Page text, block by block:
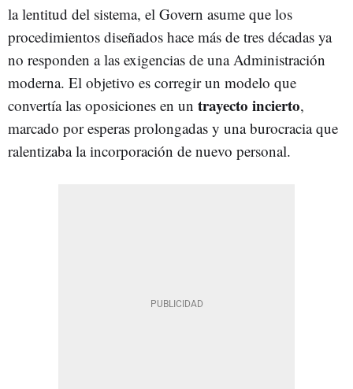
la lentitud del sistema, el Govern asume que los
procedimientos diseñados hace más de tres décadas ya
no responden a las exigencias de una Administración
moderna. El objetivo es corregir un modelo que
convertía las oposiciones en un trayecto incierto,
marcado por esperas prolongadas y una burocracia que
ralentizaba la incorporación de nuevo personal.